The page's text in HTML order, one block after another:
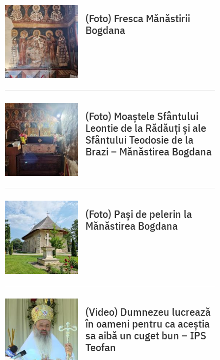
(Foto) Fresca Mănăstirii
Bogdana
(Foto) Moaștele Sfântului
Leontie de la Rădăuți și ale
Sfântului Teodosie de la
Brazi – Mănăstirea Bogdana
(Foto) Pași de pelerin la
Mănăstirea Bogdana
(Video) Dumnezeu lucrează
în oameni pentru ca aceștia
sa aibă un cuget bun – IPS
Teofan